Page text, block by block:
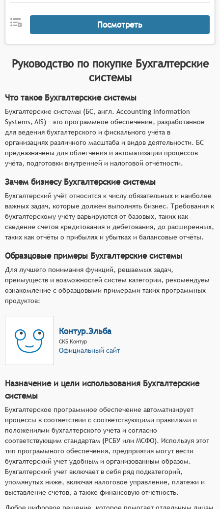
Посмотреть
Руководство по покупке Бухгалтерские
системы
Что такое Бухгалтерские системы
Бухгалтерские системы (БС, англ. Accounting Information
Systems, AIS) – это программное обеспечение, разработанное
для ведения бухгалтерского и фискального учёта в
организациях различного масштаба и видов деятельности. БС
предназначены для облегчения и автоматизации процессов
учёта, подготовки внутренней и налоговой отчётности.
Зачем бизнесу Бухгалтерские системы
Бухгалтерский учёт относится к числу обязательных и наиболее
важных задач, которые должен выполнять бизнес. Требования к
бухгалтерскому учёту варьируются от базовых, таких как
сведение счетов кредитования и дебетования, до расширенных,
таких как отчёты о прибылях и убытках и балансовые отчёты.
Образцовые примеры Бухгалтерские системы
Для лучшего понимания функций, решаемых задач,
преимуществ и возможностей систем категории, рекомендуем
ознакомление с образцовыми примерами таких программных
продуктов:
Контур.Эльба
СКБ Контур
Официальный сайт
Назначение и цели использования Бухгалтерские
системы
Бухгалтерское программное обеспечение автоматизирует
процессы в соответствии с соответствующими правилами и
положениями бухгалтерского учёта и согласно
соответствующим стандартам (РСБУ или МСФО). Используя этот
тип программного обеспечения, предприятия могут вести
бухгалтерский учёт удобным и организованным образом.
Бухгалтерский учет включает в себя ряд подкатегорий,
упомянутых ниже, включая налоговое управление, платежи и
выставление счетов, а также финансовую отчётность.